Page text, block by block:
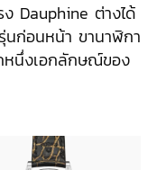
Dauphine ต่างได้
นก่อนหน้า ขานาฬิกา
หนึ่งเอกลักษณ์ของ